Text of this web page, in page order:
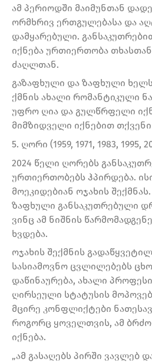
ამ პერიოდში მაიმუნთან
ორმხრივ ერთგულებასა და
დამყარებული.
იქნება ურთიერთობა
ძაღლთან.
გაზაფხული და ზაფხული
ქმნის ახალი რომანტიკული
უფრო ღია და გულწრფელი
მიმზიდველი იქნებით
5. ღორი (1959, 1971, 1983, 1995,
2024 წელი ღორებს
ურთიერთობებს ჰპირდება.
მოეკიდებიან ოჯახის
ზაფხული განსაკუთრებული
ვინც ამ ნიშნის
ხვდება.
ოჯახის შექმნის
სასიამოვნო ცვლილებებს
დაწინაურება, ახალი
ღირსეული სტატუსის
მცირე კონფლიქტები
როგორც ყოველთვის, ამ
იქნება.
„ამ გასაღებს პირში ვავლებ